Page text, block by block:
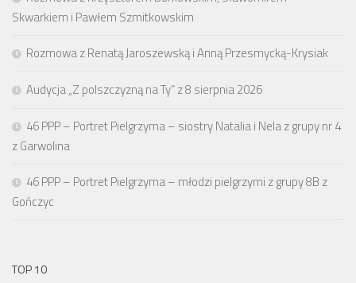
Skwarkiem i Pawłem Szmitkowskim
Rozmowa z Renatą Jaroszewską i Anną Przesmycką-Krysiak
Audycja „Z polszczyzną na Ty” z 8 sierpnia 2026
46 PPP – Portret Pielgrzyma – siostry Natalia i Nela z grupy nr 4
z Garwolina
46 PPP – Portret Pielgrzyma – młodzi pielgrzymi z grupy 8B z
Gończyc
TOP 10